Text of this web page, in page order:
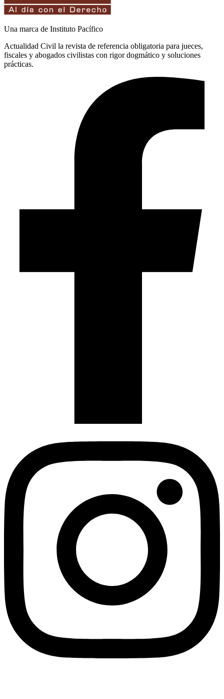
Una marca de Instituto Pacífico
Actualidad Civil la revista de referencia obligatoria para jueces,
fiscales y abogados civilistas con rigor dogmático y soluciones
prácticas.